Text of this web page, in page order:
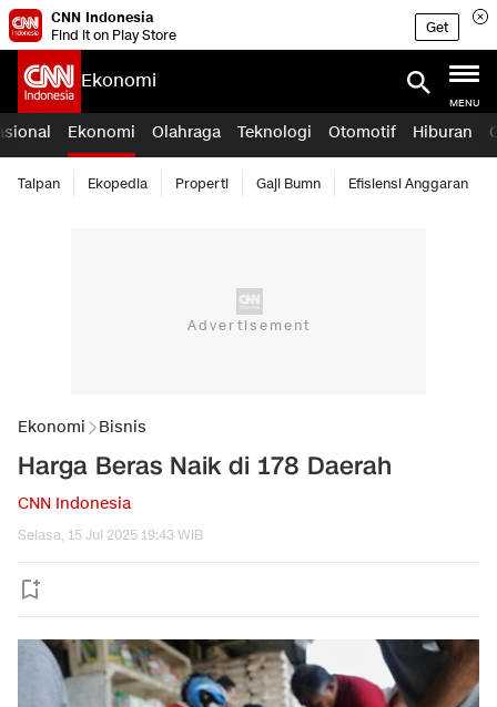
CNN Indonesia
Find it on Play Store
Get
Ekonomi
MENU
Ekonomi Olahraga Teknologi Otomotif Hiburan
Taipan Ekopedia Properti Gaji Bumn Efisiensi Anggaran
Ekonomi Bisnis
Harga Beras Naik di 178 Daerah
CNN Indonesia
Selasa, 15 Jul 2025 19:43 WIB